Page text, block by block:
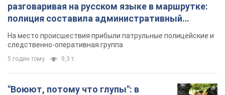
разговаривая на русском языке в маршрутке:
полиция составила административный
протокол. Видео
На место происшествия прибыли патрульные полицейские и
следственно-оперативная группа
5 годин тому 9,3 т.
"Воюют, потому что глупы": в